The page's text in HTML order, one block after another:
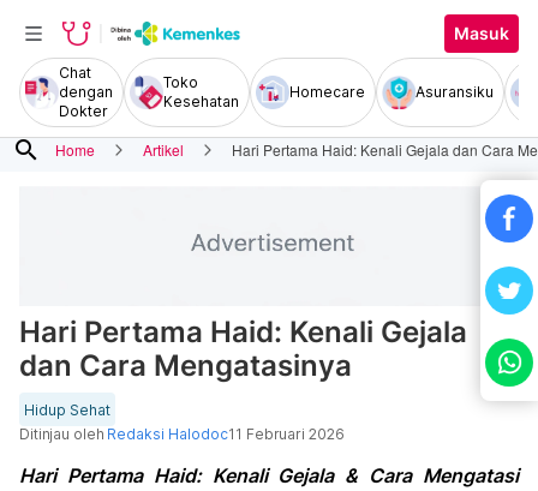
Masuk
Chat
dengan
Dokter
Toko
Kesehatan
Homecare Asuransiku
search Home Artikel Hari Pertama Haid: Kenali Gejala dan Cara
Hari Pertama Haid: Kenali Gejala
dan Cara Mengatasinya
Hidup Sehat
Ditinjau oleh Redaksi Halodoc11 Februari 2026
Hari Pertama Haid: Kenali Gejala & Cara Mengatasi